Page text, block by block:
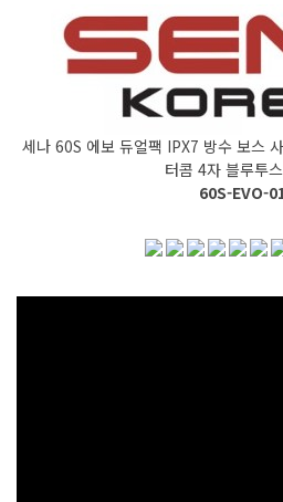
세나 60S 에보 듀얼팩 IPX7 방수 보스
터콤 4자 블루투
60S-EVO-